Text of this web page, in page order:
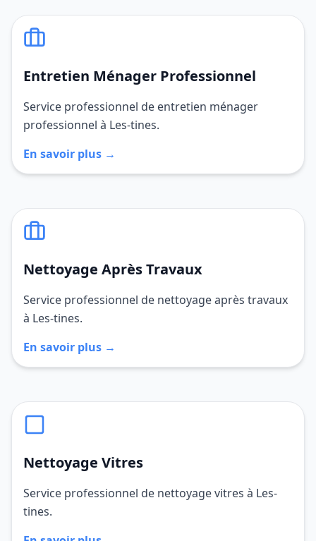
Entretien Ménager Professionnel
Service professionnel de entretien ménager
professionnel à Les-tines.
En savoir plus →
Nettoyage Après Travaux
Service professionnel de nettoyage après travaux
à Les-tines.
En savoir plus →
Nettoyage Vitres
Service professionnel de nettoyage vitres à Les-
tines.